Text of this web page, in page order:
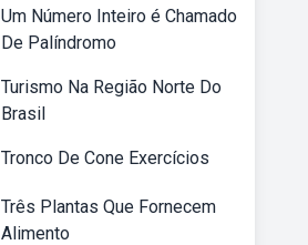
Um Número Inteiro é Chamado
De Palíndromo
Turismo Na Região Norte Do
Brasil
Tronco De Cone Exercícios
Três Plantas Que Fornecem
Alimento